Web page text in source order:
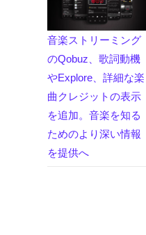
音楽ストリーミング
のQobuz、歌詞動機
やExplore、詳細な楽
曲クレジットの表示
を追加。音楽を知る
ためのより深い情報
を提供へ